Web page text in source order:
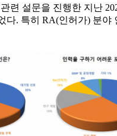
련 설문을 진행한 지난
. 특히 RA(인허가) 분